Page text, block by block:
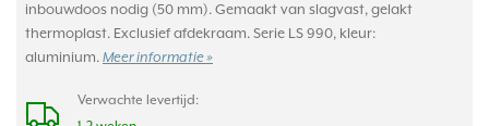
inbouwdoos nodig (50 mm). Gemaakt van slagvast, gelakt
thermoplast. Exclusief afdekraam. Serie LS 990, kleur:
aluminium. Meer informatie »
Verwachte levertijd: